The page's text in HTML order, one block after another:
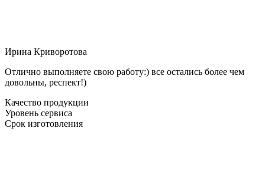
Ирина Криворотова
Отлично выполняете свою работу:) все остались более чем
довольны, респект!)
Качество продукции
Уровень сервиса
Срок изготовления